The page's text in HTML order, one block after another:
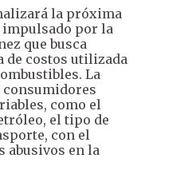
la próxima
impulsado por la
que busca
de costos utilizada
La
como el
el tipo de
con el
abusivos en la